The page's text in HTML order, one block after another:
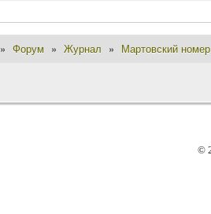
» Форум » Журнал » Мартовский
©